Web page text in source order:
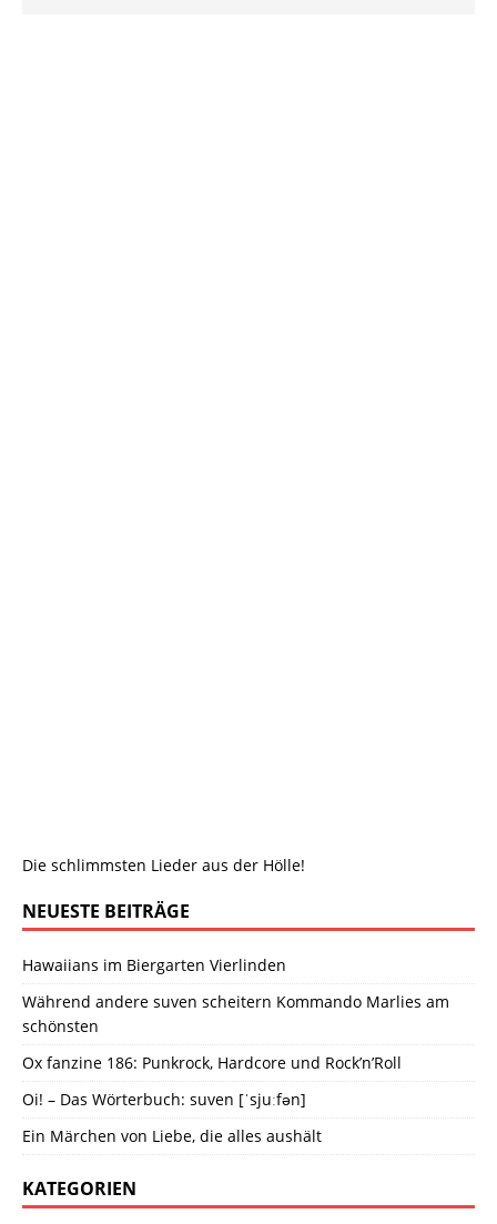
Die schlimmsten Lieder aus der Hölle!
NEUESTE BEITRÄGE
Hawaiians im Biergarten Vierlinden
Während andere suven scheitern Kommando Marlies am
schönsten
Ox fanzine 186: Punkrock, Hardcore und Rock’n’Roll
Oi! – Das Wörterbuch: suven [ˈsjuːfən]
Ein Märchen von Liebe, die alles aushält
KATEGORIEN